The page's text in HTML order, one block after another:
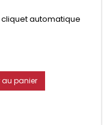
automatique
2 parties (2.0M +
Permet
pendant le
aux UV et aux
pas l'eau.
au panier